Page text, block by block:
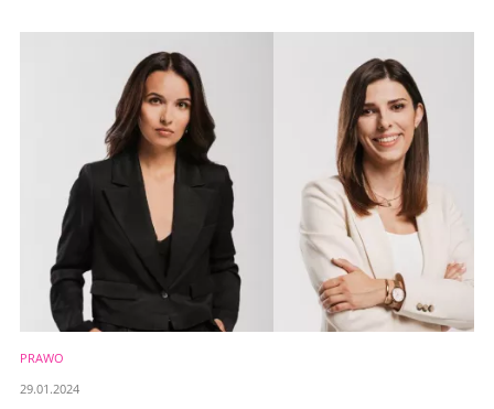
dr inż. Anna Oborska, dyrektor ...
PRAWO
29.01.2024